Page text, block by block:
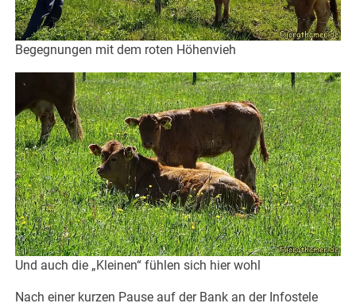
Begegnungen mit dem roten Höhenvieh
Und auch die „Kleinen“ fühlen sich hier wohl
Nach einer kurzen Pause auf der Bank an der Infostele